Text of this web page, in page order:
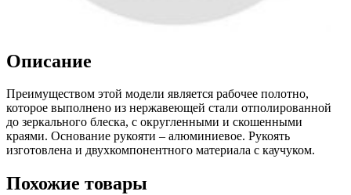
Описание
Преимуществом этой модели является рабочее полотно,
которое выполнено из нержавеющей стали отполированной
до зеркального блеска, с округленными и скошенными
краями. Основание рукояти – алюминиевое. Рукоять
изготовлена и двухкомпонентного материала с каучуком.
Похожие товары